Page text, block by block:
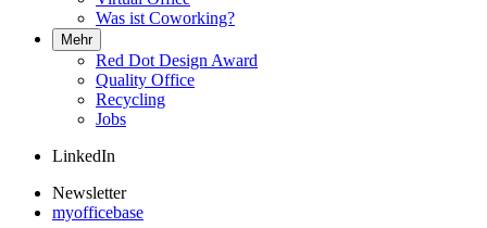
Was ist Coworking?
Mehr
Red Dot Design Award
Quality Office
Recycling
Jobs
LinkedIn
Newsletter
myofficebase